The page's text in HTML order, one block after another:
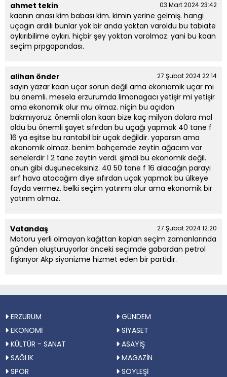
ahmet tekin 03 Mart 2024 23:42
kaanın anası kim babası kim. kimin yerine gelmiş. hangi
uçagın ardılı bunlar yok bir anda yoktan varoldu bu tabiate
aykırıbilime aykırı. hiçbir şey yoktan varolmaz. yani bu kaan
seçim prpgapandası.
alihan önder 27 Şubat 2024 22:14
sayın yazar kaan uçar sorun değil ama ekonıomik uçar mı
bu önemli. mesela erzurumda limonagacı yetişir mi yetişir
ama ekonomik olur mu olmaz. niçin bu açıdan
bakmıyoruz. önemli olan kaan bize kaç milyon dolara mal
oldu bu önemli şayet sıfırdan bu uçağı yapmak 40 tane f
16 ya eşitse bu rantabil bir uçak değildir. yaparsın ama
ekonomik olmaz. benim bahçemde zeytin ağacım var
senelerdir 1 2 tane zeytin verdi. şimdi bu ekonomik değil.
onun gibi düşüneceksiniz. 40 50 tane f 16 alacağın parayı
sırf hava atacağım diye sıfırdan uçak yapmak bu ülkeye
fayda vermez. belki seçim yatırımı olur ama ekonomik bir
yatırım olmaz.
Vatandaş 27 Şubat 2024 12:20
Motoru yerli olmayan kağıttan kaplan seçim zamanlarında
günden oluşturuyorlar önceki seçimde gabardan petrol
fışkırıyor Akp siyonizme hizmet eden bir partidir.
ERZURUM
GÜNDEM
EKONOMİ
SİYASET
KÜLTÜR - SANAT
ASAYİŞ
SAĞLIK
MAGAZİN
SPOR
SÖYLEŞİ